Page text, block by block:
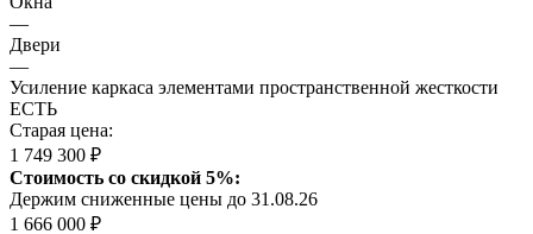
—
Двери
—
Усиление каркаса элементами пространственной жесткости
ЕСТЬ
Старая цена:
1 749 300 ₽
Стоимость со скидкой 5%:
Держим сниженные цены до 31.08.26
1 666 000 ₽